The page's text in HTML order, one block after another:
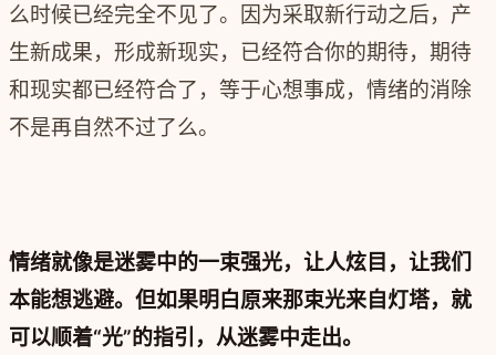
么时候已经完全不见了。因为采取新行动之后，产
生新成果，形成新现实，已经符合你的期待，期待
和现实都已经符合了，等于心想事成，情绪的消除
不是再自然不过了么。
情绪就像是迷雾中的一束强光，让人炫目，让我们
本能想逃避。但如果明白原来那束光来自灯塔，就
可以顺着“光”的指引，从迷雾中走出。